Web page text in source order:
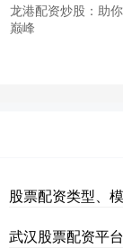
龙港配资炒股：助
巅峰
股票配资类型、
武汉股票配资平